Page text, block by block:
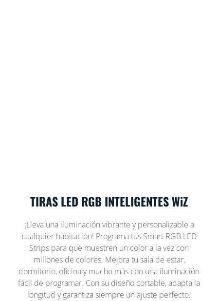
TIRAS LED RGB INTELIGENTES WiZ
¡Lleva una iluminación vibrante y personalizable a
cualquier habitación! Programa tus Smart RGB LED
Strips para que muestren un color a la vez con
millones de colores. Mejora tu sala de estar,
dormitorio, oficina y mucho más con una iluminación
fácil de programar. Con su diseño cortable, adapta la
longitud y garantiza siempre un ajuste perfecto.